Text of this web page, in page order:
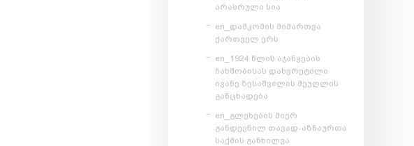
არასრული სია
en_დამკომის მიმართვა
ქართველ ერს
en_1924 წლის აჯანყების
ჩახშობისას დახვრეტილი
ივანე ზესაშვილის მეუღლის
განცხადება
en_გლეხების მიერ
განდევნილ თავად-აზნაურთა
საქმის განხილვა